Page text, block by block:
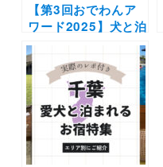
【第3回おでわんア
ワード2025】犬と泊
まれる人気の宿ラン
キング結果発表（4
部門別）〜飼い主さ
んからの推薦コメン
トも〜